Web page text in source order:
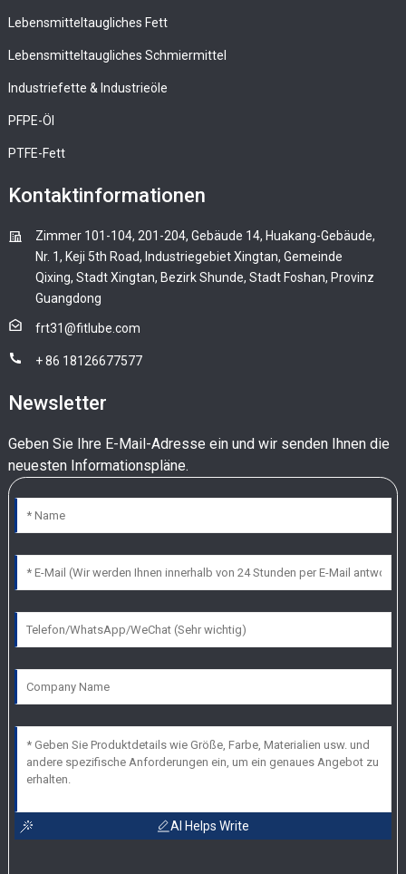
Lebensmitteltaugliches Fett
Lebensmitteltaugliches Schmiermittel
Industriefette & Industrieöle
PFPE-Öl
PTFE-Fett
Kontaktinformationen
Zimmer 101-104, 201-204, Gebäude 14, Huakang-Gebäude,
Nr. 1, Keji 5th Road, Industriegebiet Xingtan, Gemeinde
Qixing, Stadt Xingtan, Bezirk Shunde, Stadt Foshan, Provinz
Guangdong
frt31@fitlube.com
+ 86 18126677577
Newsletter
Geben Sie Ihre E-Mail-Adresse ein und wir senden Ihnen die
neuesten Informationspläne.
AI Helps Write